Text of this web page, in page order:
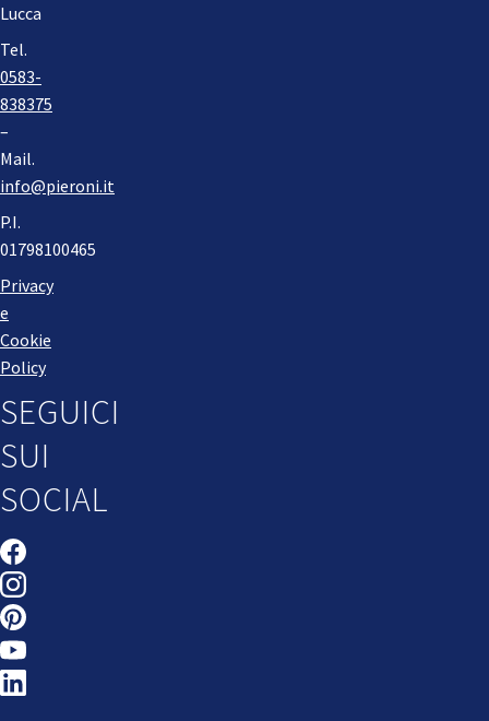
Lucca
Tel.
0583-
838375
–
Mail.
info@pieroni.it
P.I.
01798100465
Privacy
e
Cookie
Policy
SEGUICI
SUI
SOCIAL